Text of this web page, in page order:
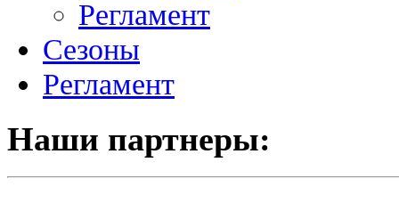
Регламент
Сезоны
Регламент
Наши партнеры: